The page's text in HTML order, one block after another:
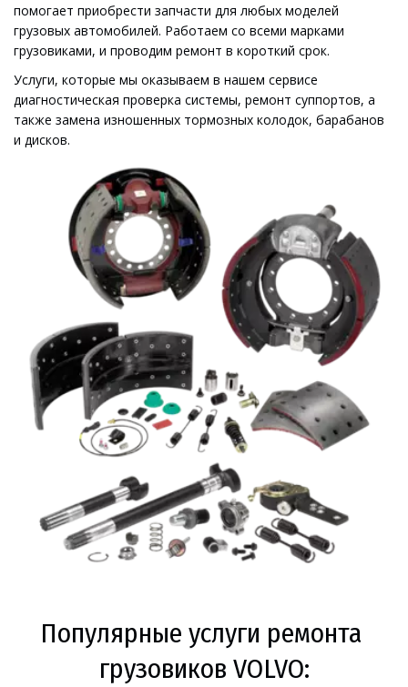
помогает приобрести запчасти для любых моделей
грузовых автомобилей. Работаем со всеми марками
грузовиками, и проводим ремонт в короткий срок.
Услуги, которые мы оказываем в нашем сервисе
диагностическая проверка системы, ремонт суппортов, а
также замена изношенных тормозных колодок, барабанов
и дисков.
Популярные услуги ремонта
грузовиков VOLVO: